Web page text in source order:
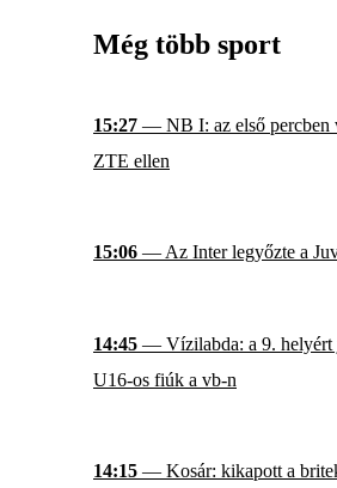
Még több sport
15:27 — NB I: az első percben
ZTE ellen
15:06 — Az Inter legyőzte a
14:45 — Vízilabda: a 9. helyért
U16-os fiúk a vb-n
14:15 — Kosár: kikapott a